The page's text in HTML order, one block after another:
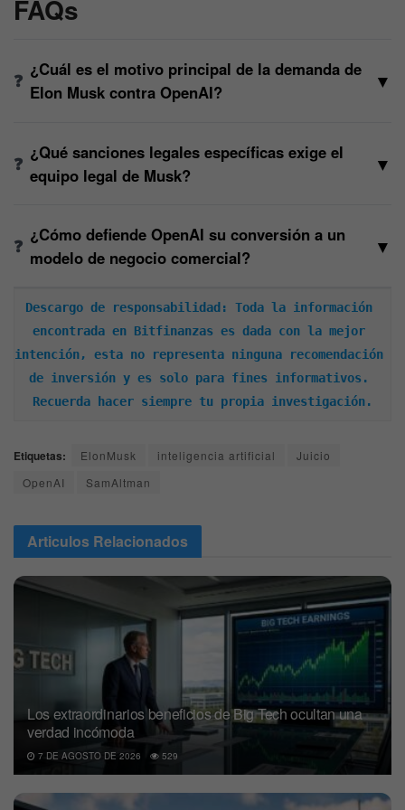
FAQs
¿Cuál es el motivo principal de la demanda de
Elon Musk contra OpenAI?
▼
¿Qué sanciones legales específicas exige el
equipo legal de Musk?
▼
¿Cómo defiende OpenAI su conversión a un
modelo de negocio comercial?
▼
Descargo de responsabilidad: Toda la información
encontrada en Bitfinanzas es dada con la mejor
intención, esta no representa ninguna recomendación
de inversión y es solo para fines informativos.
Recuerda hacer siempre tu propia investigación.
Etiquetas: ElonMusk inteligencia artificial
Juicio
OpenAI
SamAltman
Articulos Relacionados
Los extraordinarios beneficios de Big Tech ocultan una
verdad incómoda
7 DE AGOSTO DE 2026 529